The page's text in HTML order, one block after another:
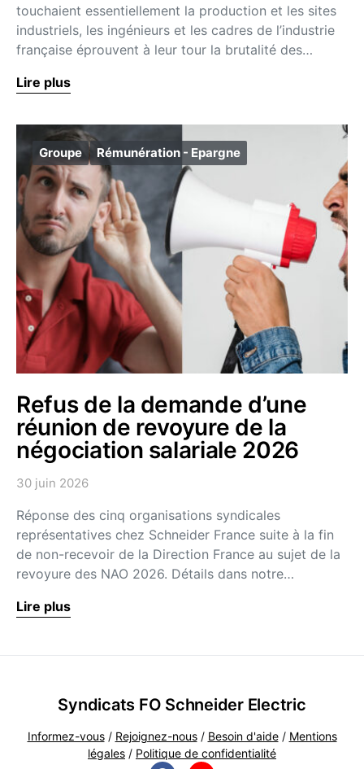
touchaient essentiellement la production et les sites
industriels, les ingénieurs et les cadres de l’industrie
française éprouvent à leur tour la brutalité des…
Lire plus
Groupe Rémunération - Epargne
Refus de la demande d’une
réunion de revoyure de la
négociation salariale 2026
30 juin 2026
Réponse des cinq organisations syndicales
représentatives chez Schneider France suite à la fin
de non-recevoir de la Direction France au sujet de la
revoyure des NAO 2026. Détails dans notre…
Lire plus
Syndicats FO Schneider Electric
Informez-vous/ Rejoignez-nous/ Besoin d'aide/ Mentions
légales / Politique de confidentialité